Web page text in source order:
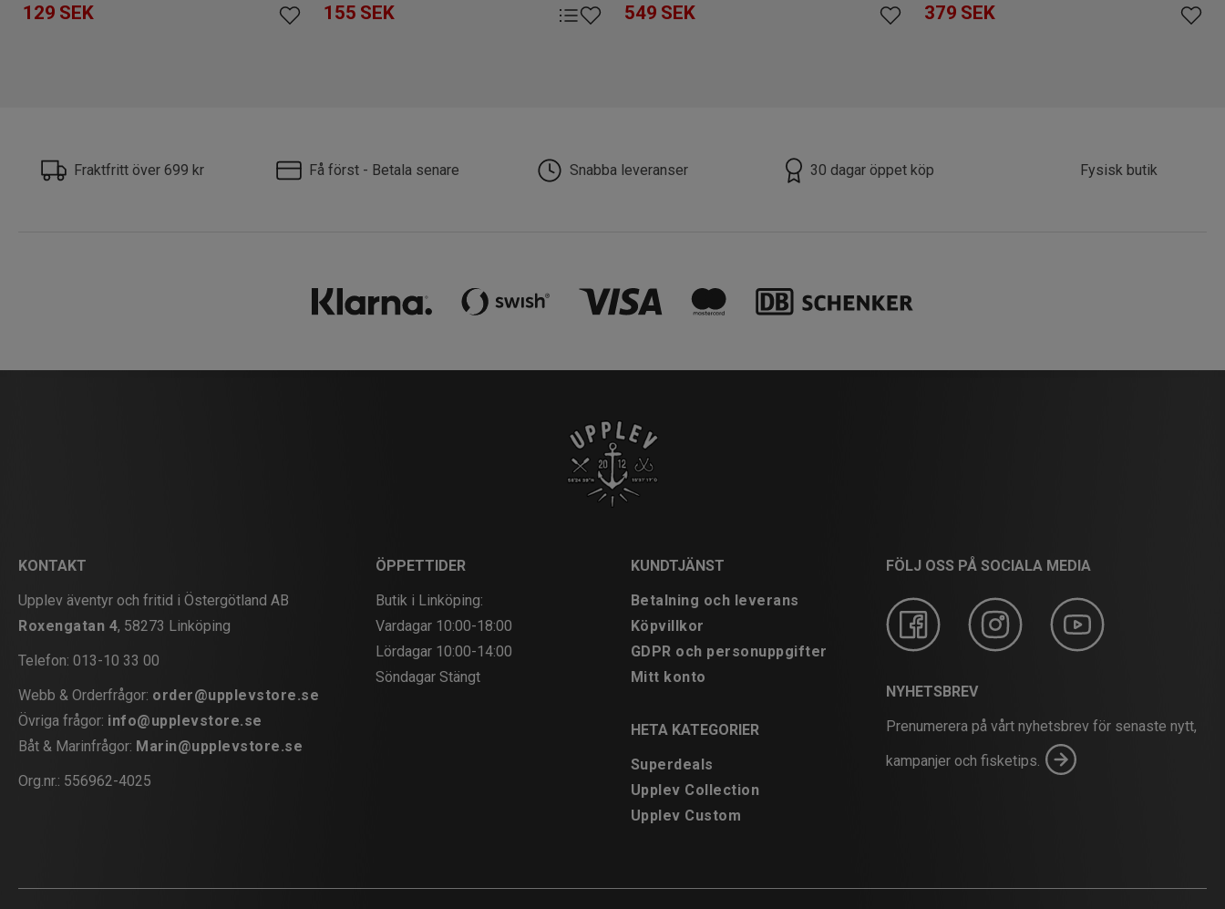
129 SEK 155 SEK 549 SEK 379 SEK
Fraktfritt över 699 kr Få först - Betala senare Snabba leveranser 30 dagar öppet köp Fysisk butik
KONTAKT
Upplev äventyr och fritid i Östergötland AB
Roxengatan 4, 58273 Linköping
Telefon: 013-10 33 00
Webb & Orderfrågor: order@upplevstore.se
Övriga frågor: info@upplevstore.se
Båt & Marinfrågor: Marin@upplevstore.se
Org.nr.: 556962-4025
ÖPPETTIDER
Butik i Linköping:
Vardagar 10:00-18:00
Lördagar 10:00-14:00
Söndagar Stängt
KUNDTJÄNST
Betalning och leverans
Köpvillkor
GDPR och personuppgifter
Mitt konto
HETA KATEGORIER
Superdeals
Upplev Collection
Upplev Custom
FÖLJ OSS PÅ SOCIALA MEDIA
NYHETSBREV
Prenumerera på vårt nyhetsbrev för senaste nytt,
kampanjer och fisketips.